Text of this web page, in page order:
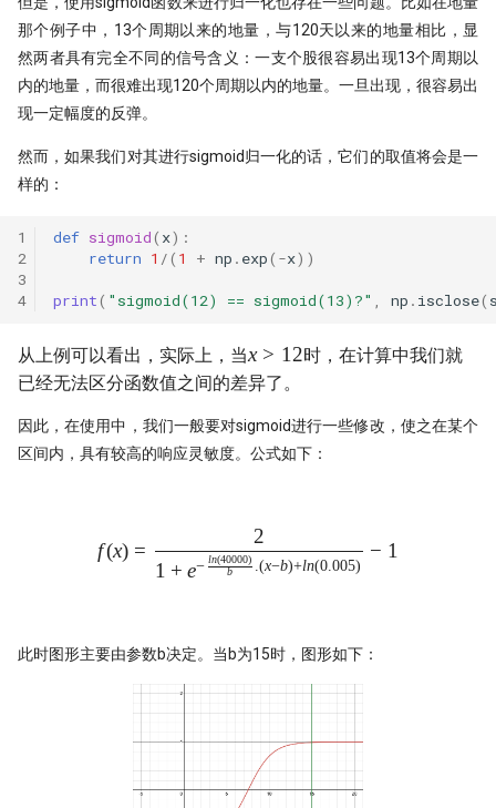
抢头彩？！
一门三杰 一年翻十倍的男人发明
周一到周五，哪天能买股？做对
升！
低波动因子、白马股与红利股
在这一刻抄底，胜率高达95%
不看懂这篇文章，不要在量化中
打新模型如何构建？
慧？
洛书投资：先验性因子与波动率
那个例子中，13个周期以来的地量，与120天以来的地量相比，显
然两者具有完全不同的信号含义：一支个股很容易出现13个周期以
内的地量，而很难出现120个周期以内的地量。一旦出现，很容易出
现一定幅度的反弹。
然而，如果我们对其进行sigmoid归一化的话，它们的取值将会是一
样的：
1
2
3
4
def sigmoid( x):
return 1 /( 1 + np . exp( -x))
print( "sigmoid(12) == sigmoid(13)?" , np . isclose(
从上例可以看出，实际上，当x
>
x > 12时，在计算中我们就
已经无法区分函数值之间的差异了。
因此，在使用中，我们一般要对sigmoid进行一些修改，使之在某个
区间内，具有较高的响应灵敏度。公式如下：
f(x) = \frac{2}{1+e^{-
f(x) =
1 + e− b
ln(40000) .(x−b)+ln(0.005)
2
− 1
此时图形主要由参数b决定。当b为15时，图形如下：